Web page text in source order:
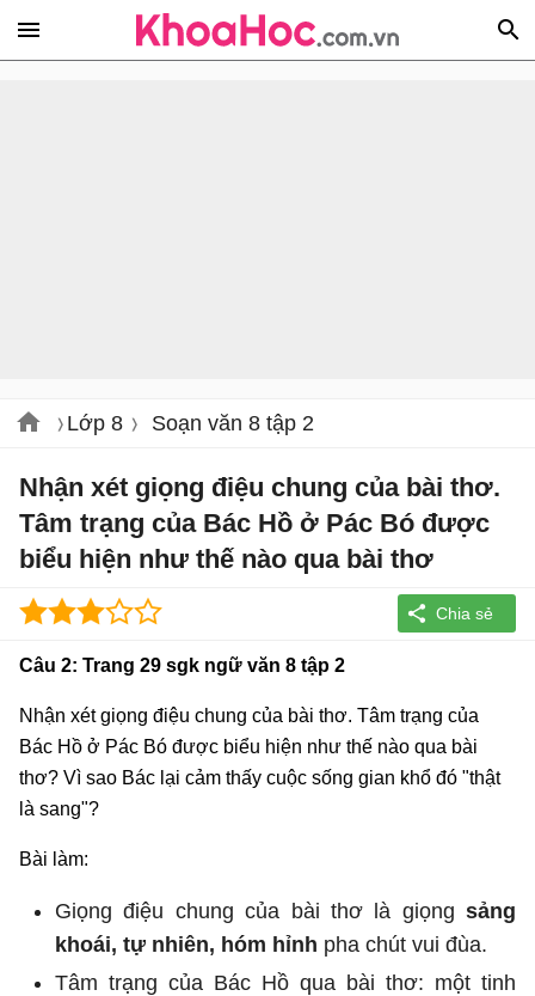
Lớp 8 Soạn văn 8 tập 2
Nhận xét giọng điệu chung của bài thơ.
Tâm trạng của Bác Hồ ở Pác Bó được
biểu hiện như thế nào qua bài thơ
Câu 2: Trang 29 sgk ngữ văn 8 tập 2
Nhận xét giọng điệu chung của bài thơ. Tâm trạng của
Bác Hồ ở Pác Bó được biểu hiện như thế nào qua bài
thơ? Vì sao Bác lại cảm thấy cuộc sống gian khổ đó "thật
là sang"?
Bài làm:
Giọng điệu chung của bài thơ là giọng sảng
khoái, tự nhiên, hóm hỉnh pha chút vui đùa.
Tâm trạng của Bác Hồ qua bài thơ: một tinh